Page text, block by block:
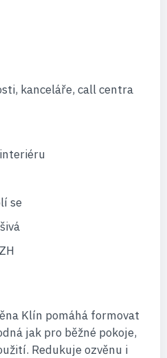
kanceláře, call centra
se
Klín pomáhá formovat
jak pro běžné pokoje,
Redukuje ozvěnu i